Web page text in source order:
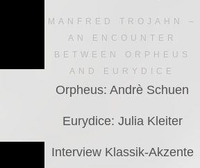
MANFRED TROJAHN –
AN ENCOUNTER
BETWEEN ORPHEUS
AND EURYDICE
Orpheus: Andrè Schuen
Eurydice: Julia Kleiter
Interview Klassik-Akzente